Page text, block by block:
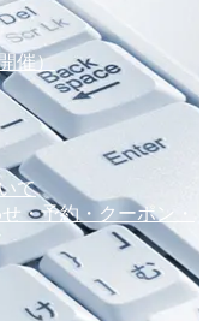
催）
て
・予約・クーポン・